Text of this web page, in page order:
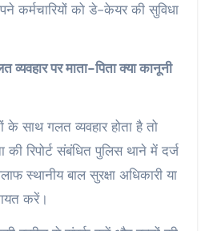
कर्मचारियों को डे-केयर की सुविधा
पर माता-पिता क्या कानूनी
साथ गलत व्यवहार होता है तो
रिपोर्ट संबंधित पुलिस थाने में दर्ज
स्थानीय बाल सुरक्षा अधिकारी या
करें।